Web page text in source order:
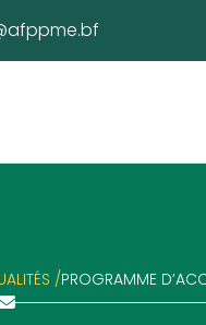
/PROGRAMME